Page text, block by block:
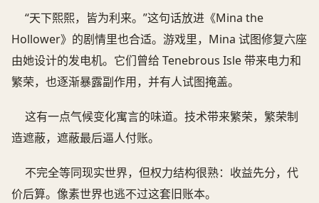
“天下熙熙，皆为利来。”这句话放进《Mina the
Hollower》的剧情里也合适。游戏里，Mina 试图修复六座
由她设计的发电机。它们曾给 Tenebrous Isle 带来电力和
繁荣，也逐渐暴露副作用，并有人试图掩盖。
这有一点气候变化寓言的味道。技术带来繁荣，繁荣制
造遮蔽，遮蔽最后逼人付账。
不完全等同现实世界，但权力结构很熟：收益先分，代
价后算。像素世界也逃不过这套旧账本。